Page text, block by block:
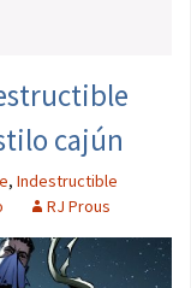
cajún
, Indestructible
RJ Prous